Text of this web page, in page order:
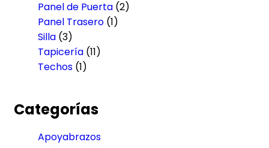
Panel de Puerta (2)
Panel Trasero (1)
Silla (3)
Tapicería (11)
Techos (1)
Categorías
Apoyabrazos